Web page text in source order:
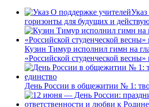
горизонты для будущих и
Кузин Тимур исполнил гимн на
«Российской студенческой весны»
День России в общежитии № 1: